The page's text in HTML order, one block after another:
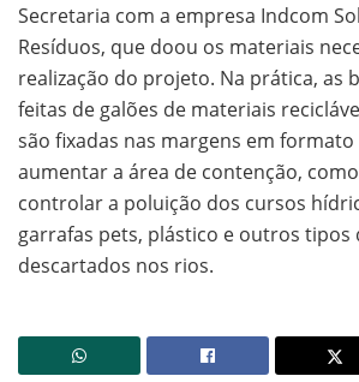
Secretaria com a empresa Indcom
Resíduos, que doou os materiais
realização do projeto. Na prática, as
feitas de galões de materiais
são fixadas nas margens em
aumentar a área de contenção,
controlar a poluição dos cursos
garrafas pets, plástico e outros tipos
descartados nos rios.